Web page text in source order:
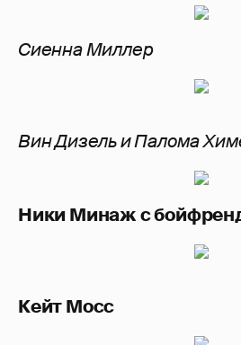
Сиенна Миллер
Вин Дизель и Палома
Ники Минаж с
Кейт Мосс